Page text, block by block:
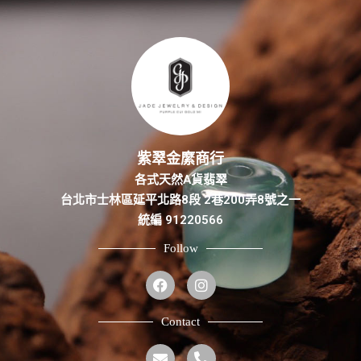
紫翠金縻商行
各式天然A貨翡翠
台北市士林區延平北路8段 2巷200弄8號之一
統編 91220566
Follow
Contact